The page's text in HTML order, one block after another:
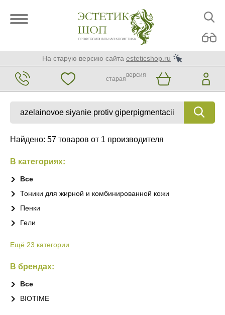
На старую версию сайта esteticshop.ru
старая
версия
Найдено: 57 товаров от 1 производителя
В категориях:
Все
Тоники для жирной и комбинированной кожи
Пенки
Гели
Ещё 23 категории
В брендах:
Все
BIOTIME